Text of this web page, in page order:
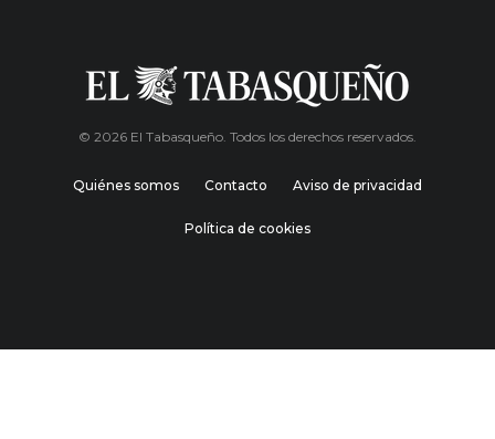
© 2026 El Tabasqueño. Todos los derechos reservados.
Quiénes somos Contacto Aviso de privacidad
Política de cookies